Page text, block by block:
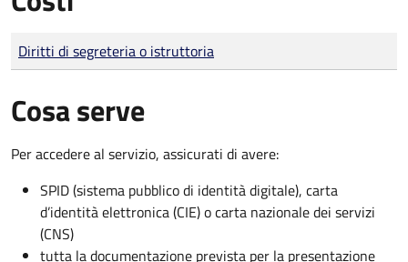
Tipo di pagamento
Importo
Diritti di segreteria o istruttoria
Cosa serve
Per accedere al servizio, assicurati di avere:
SPID (sistema pubblico di identità digitale), carta
d’identità elettronica (CIE) o carta nazionale dei servizi
(CNS)
tutta la documentazione prevista per la presentazione